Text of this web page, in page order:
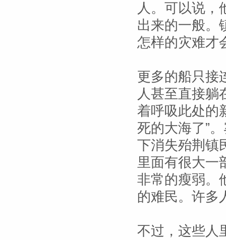
人。可以说，
出来的一般。
怎样的灾难才
更多的船只接
人甚至直接躺
着呼吸此处的
死的大海了”
下消失殆荆镇
里面有很大一
非常的瘦弱。
的难民。许多
不过，这些人